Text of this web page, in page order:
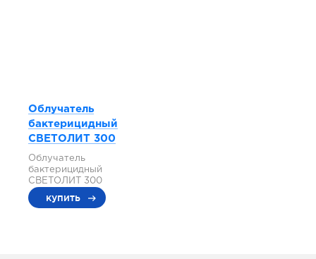
Облучатель
бактерицидный
СВЕТОЛИТ 300
Облучатель
бактерицидный
СВЕТОЛИТ 300
купить